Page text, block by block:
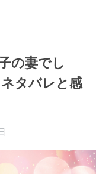
の妻でし
タバレと感